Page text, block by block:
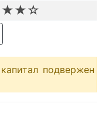
подвержен